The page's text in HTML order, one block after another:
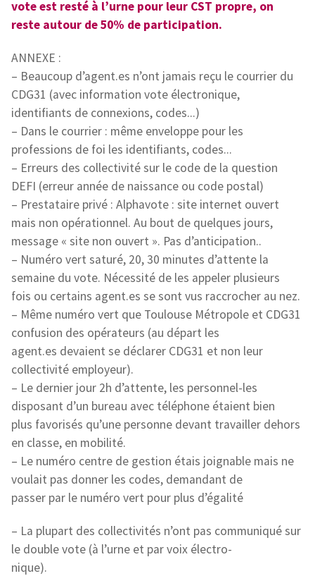
vote est resté à l’urne pour leur CST propre, on
reste autour de 50% de participation.
ANNEXE :
– Beaucoup d’agent.es n’ont jamais reçu le courrier du
CDG31 (avec information vote électronique,
identifiants de connexions, codes...)
– Dans le courrier : même enveloppe pour les
professions de foi les identifiants, codes...
– Erreurs des collectivité sur le code de la question
DEFI (erreur année de naissance ou code postal)
– Prestataire privé : Alphavote : site internet ouvert
mais non opérationnel. Au bout de quelques jours,
message « site non ouvert ». Pas d’anticipation..
– Numéro vert saturé, 20, 30 minutes d’attente la
semaine du vote. Nécessité de les appeler plusieurs
fois ou certains agent.es se sont vus raccrocher au nez.
– Même numéro vert que Toulouse Métropole et CDG31
confusion des opérateurs (au départ les
agent.es devaient se déclarer CDG31 et non leur
collectivité employeur).
– Le dernier jour 2h d’attente, les personnel-les
disposant d’un bureau avec téléphone étaient bien
plus favorisés qu’une personne devant travailler dehors
en classe, en mobilité.
– Le numéro centre de gestion étais joignable mais ne
voulait pas donner les codes, demandant de
passer par le numéro vert pour plus d’égalité
– La plupart des collectivités n’ont pas communiqué sur
le double vote (à l’urne et par voix électro-
nique).